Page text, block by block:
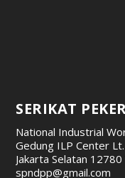
SERIKAT
National Industrial
Gedung ILP Center
Jakarta Selatan 12780
spndpp@gmail.com